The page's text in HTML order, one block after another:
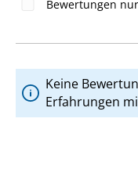
Bewertungen
Keine
Erfahrungen